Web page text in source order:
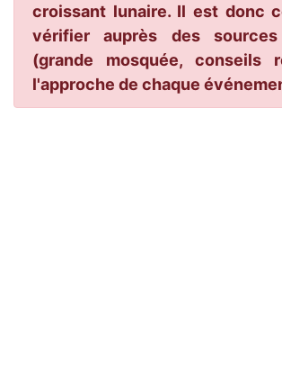
croissant lunaire. Il est donc
vérifier auprès des
(grande mosquée, conseils
l'approche de chaque